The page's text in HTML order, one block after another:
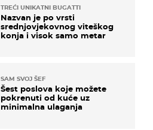
TREĆI UNIKATNI BUGATTI
Nazvan je po vrsti
srednjovjekovnog viteškog
konja i visok samo metar
SAM SVOJ ŠEF
Šest poslova koje možete
pokrenuti od kuće uz
minimalna ulaganja